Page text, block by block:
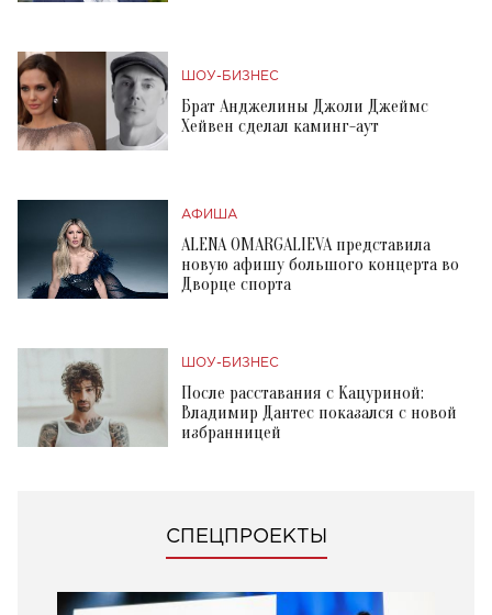
ШОУ-БИЗНЕС
Брат Анджелины Джоли Джеймс
Хейвен сделал каминг-аут
АФИША
ALENA OMARGALIEVA представила
новую афишу большого концерта во
Дворце спорта
ШОУ-БИЗНЕС
После расставания с Кацуриной:
Владимир Дантес показался с новой
избранницей
СПЕЦПРОЕКТЫ